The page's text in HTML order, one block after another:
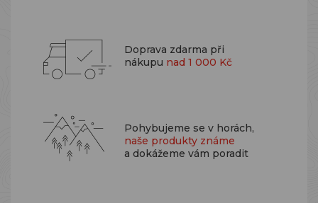
Doprava zdarma při
nákupu nad 1 000 Kč
Pohybujeme se v horách,
naše produkty známe
a dokážeme vám poradit